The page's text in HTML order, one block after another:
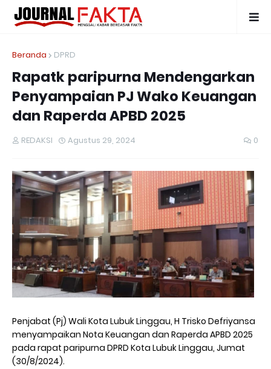
Beranda DPRD
Rapatk paripurna Mendengarkan
Penyampaian PJ Wako Keuangan
dan Raperda APBD 2025
REDAKSI Agustus 29, 2024 0
Penjabat (Pj) Wali Kota Lubuk Linggau, H Trisko Defriyansa
menyampaikan Nota Keuangan dan Raperda APBD 2025
pada rapat paripurna DPRD Kota Lubuk Linggau, Jumat
(30/8/2024).